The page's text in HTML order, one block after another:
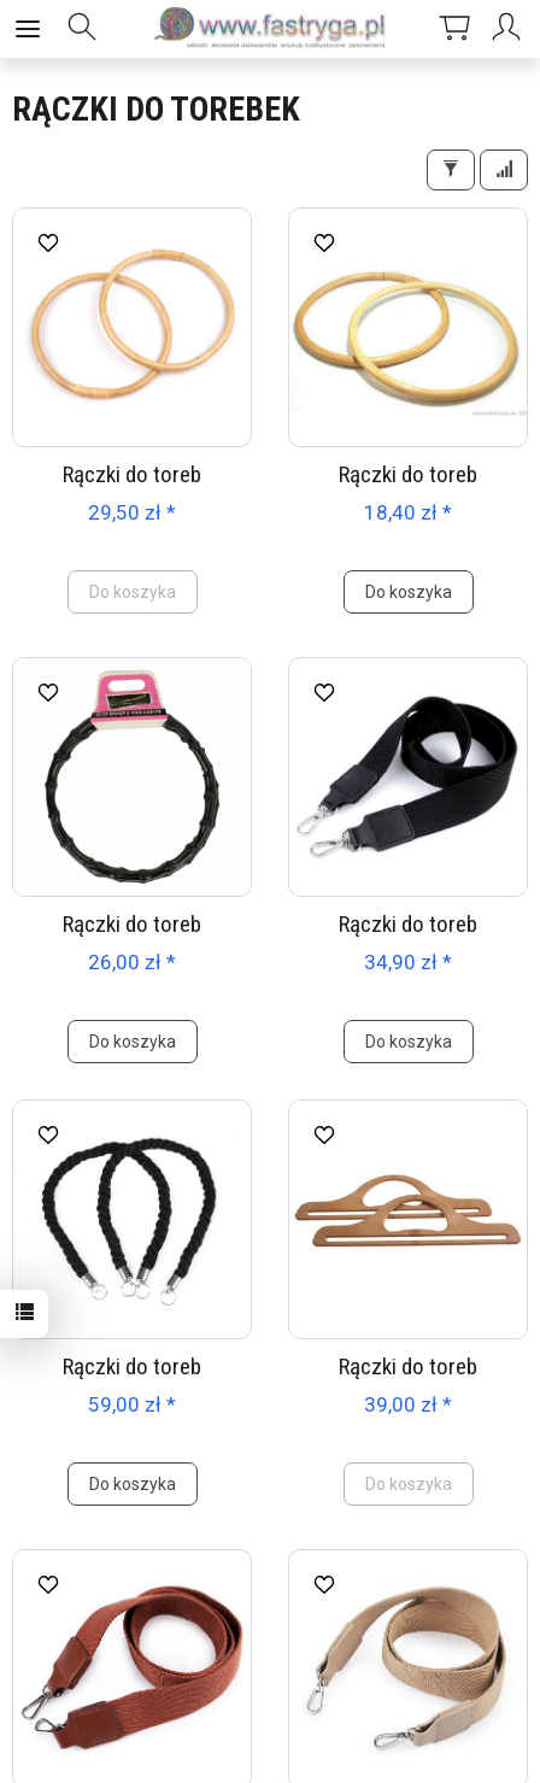
RĄCZKI DO TOREBEK
Rączki do toreb
29,50 zł *
Do koszyka
Rączki do toreb
18,40 zł *
Do koszyka
Rączki do toreb
26,00 zł *
Do koszyka
Rączki do toreb
34,90 zł *
Do koszyka
Rączki do toreb
59,00 zł *
Do koszyka
Rączki do toreb
39,00 zł *
Do koszyka